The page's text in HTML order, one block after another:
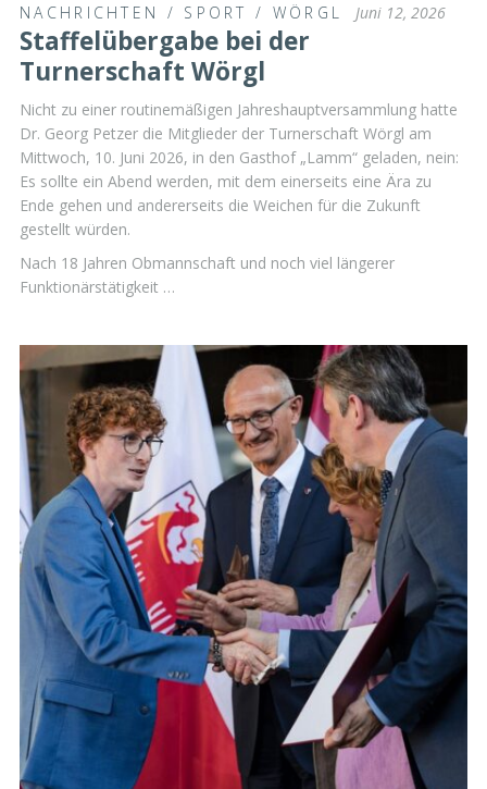
NACHRICHTEN / SPORT / WÖRGL Juni 12, 2026
Staffelübergabe bei der
Turnerschaft Wörgl
Nicht zu einer routinemäßigen Jahreshauptversammlung hatte
Dr. Georg Petzer die Mitglieder der Turnerschaft Wörgl am
Mittwoch, 10. Juni 2026, in den Gasthof „Lamm“ geladen, nein:
Es sollte ein Abend werden, mit dem einerseits eine Ära zu
Ende gehen und andererseits die Weichen für die Zukunft
gestellt würden.
Nach 18 Jahren Obmannschaft und noch viel längerer
Funktionärstätigkeit …